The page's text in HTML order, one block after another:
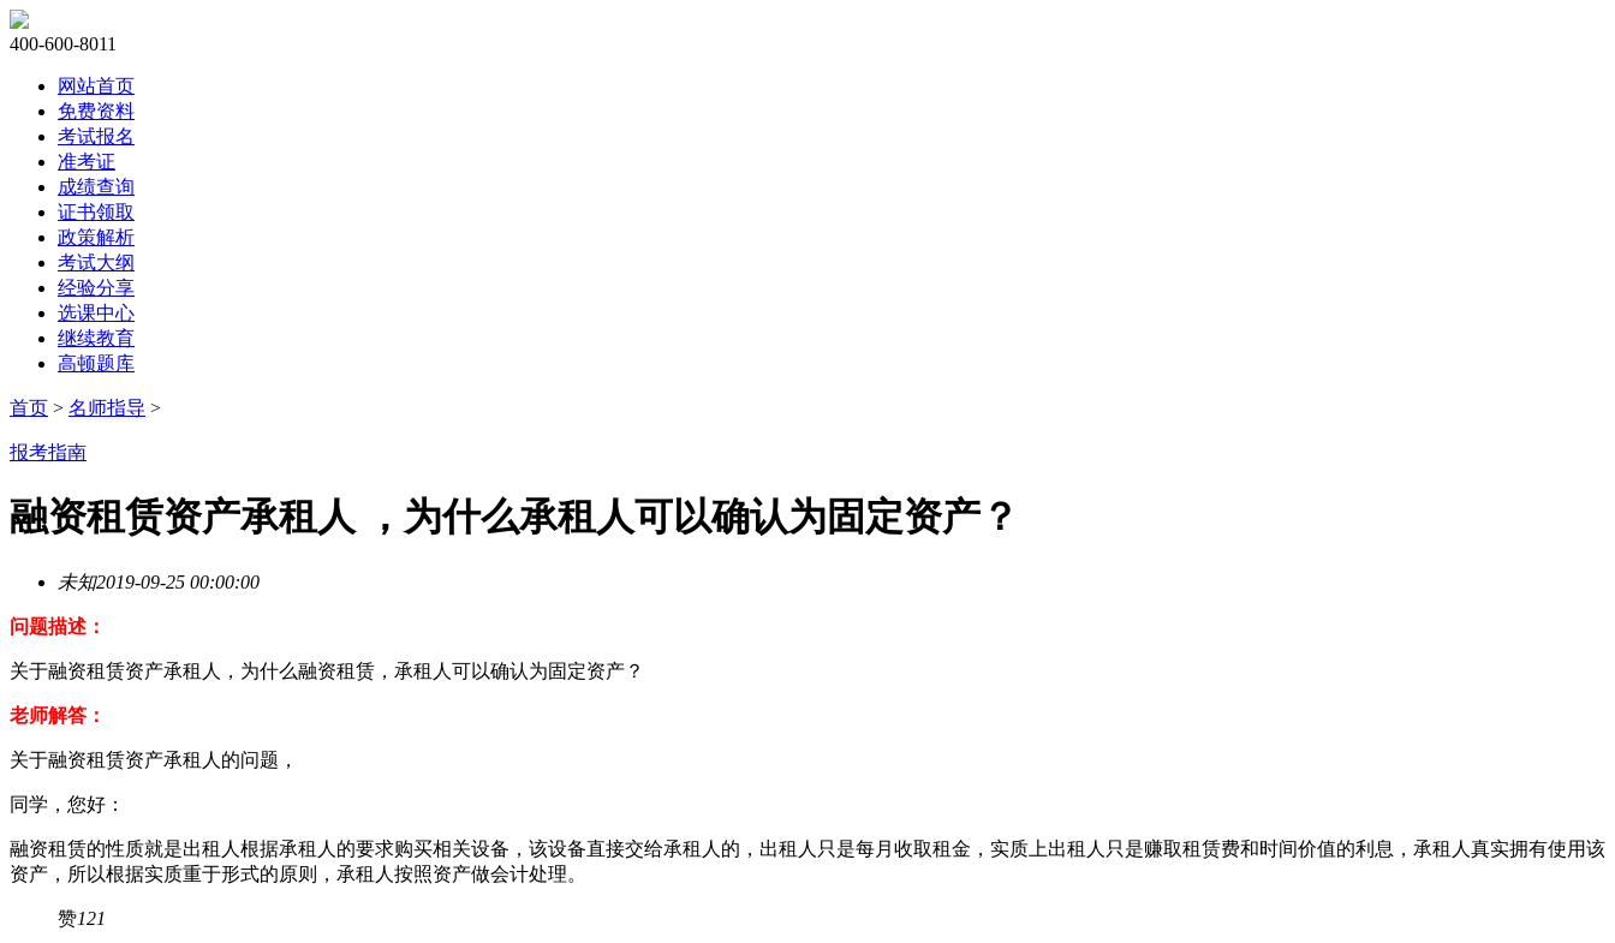
400-600-8011
网站首页
免费资料
考试报名
准考证
成绩查询
证书领取
政策解析
考试大纲
经验分享
选课中心
继续教育
高顿题库
首页 > 名师指导 >
报考指南
融资租赁资产承租人 ，为什么承租人可以确认为固定资产？
未知2019-09-25 00:00:00
问题描述：
关于融资租赁资产承租人，为什么融资租赁，承租人可以确认为固定资产？
老师解答：
关于融资租赁资产承租人的问题，
同学，您好：
融资租赁的性质就是出租人根据承租人的要求购买相关设备，该设备直接交给承租人的，出租人只是每月收取租金，实质上出租人只是赚取租赁费和时间价值的利息，承租人真实拥有使用该
资产，所以根据实质重于形式的原则，承租人按照资产做会计处理。
赞121